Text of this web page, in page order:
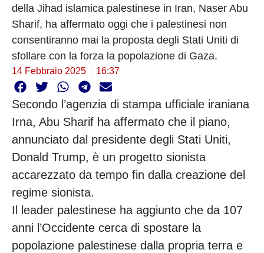
della Jihad islamica palestinese in Iran, Naser Abu
Sharif, ha affermato oggi che i palestinesi non
consentiranno mai la proposta degli Stati Uniti di
sfollare con la forza la popolazione di Gaza.
14 Febbraio 2025 16:37
Secondo l’agenzia di stampa ufficiale iraniana
Irna, Abu Sharif ha affermato che il piano,
annunciato dal presidente degli Stati Uniti,
Donald Trump, è un progetto sionista
accarezzato da tempo fin dalla creazione del
regime sionista.
Il leader palestinese ha aggiunto che da 107
anni l’Occidente cerca di spostare la
popolazione palestinese dalla propria terra e